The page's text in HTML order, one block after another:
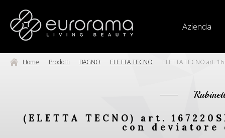
Azienda
Home Prodotti BAGNO ELETTA TECNO ELETTA TECNO art.
(ELETTA TECNO) art.
con deviatore